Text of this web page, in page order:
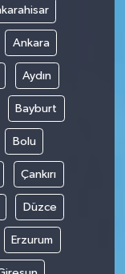
Ankara
Aydın
Bayburt
Bolu
Çankırı
Düzce
Erzurum